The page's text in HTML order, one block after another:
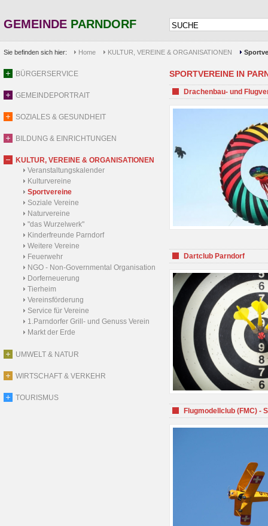
GEMEINDE PARNDORF
Sie befinden sich hier: Home KULTUR, VEREINE & ORGANISATIONEN
BÜRGERSERVICE
GEMEINDEPORTRAIT
SOZIALES & GESUNDHEIT
BILDUNG & EINRICHTUNGEN
KULTUR, VEREINE & ORGANISATIONEN
Veranstaltungskalender
Kulturvereine
Sportvereine
Soziale Vereine
Naturvereine
"das Wurzelwerk"
Kinderfreunde Parndorf
Weitere Vereine
Feuerwehr
NGO - Non-Governmental Organisation
Dorferneuerung
Tierheim
Vereinsförderung
Service für Vereine
1.Parndorfer Grill- und Genuss Verein
Markt der Erde
UMWELT & NATUR
WIRTSCHAFT & VERKEHR
TOURISMUS
SPORTVEREINE IN
Drachenbau- und
Dartclub Parndorf
Flugmodellclub (FMC) -